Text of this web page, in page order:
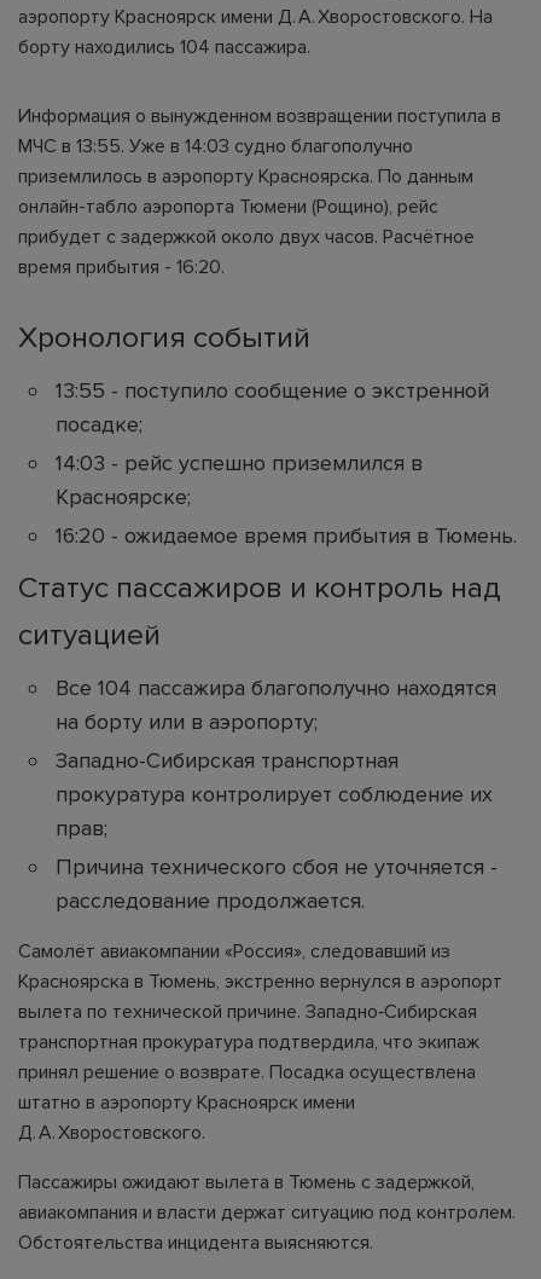
аэропорту Красноярск имени Д. А. Хворостовского. На
борту находились 104 пассажира.
Информация о вынужденном возвращении поступила в
МЧС в 13:55. Уже в 14:03 судно благополучно
приземлилось в аэропорту Красноярска. По данным
онлайн-табло аэропорта Тюмени (Рощино), рейс
прибудет с задержкой около двух часов. Расчётное
время прибытия - 16:20.
Хронология событий
13:55 - поступило сообщение о экстренной
посадке;
14:03 - рейс успешно приземлился в
Красноярске;
16:20 - ожидаемое время прибытия в Тюмень.
Статус пассажиров и контроль над
ситуацией
Все 104 пассажира благополучно находятся
на борту или в аэропорту;
Западно-Сибирская транспортная
прокуратура контролирует соблюдение их
прав;
Причина технического сбоя не уточняется -
расследование продолжается.
Самолёт авиакомпании «Россия», следовавший из
Красноярска в Тюмень, экстренно вернулся в аэропорт
вылета по технической причине. Западно‑Сибирская
транспортная прокуратура подтвердила, что экипаж
принял решение о возврате. Посадка осуществлена
штатно в аэропорту Красноярск имени
Д. А. Хворостовского.
Пассажиры ожидают вылета в Тюмень с задержкой,
авиакомпания и власти держат ситуацию под контролем.
Обстоятельства инцидента выясняются.